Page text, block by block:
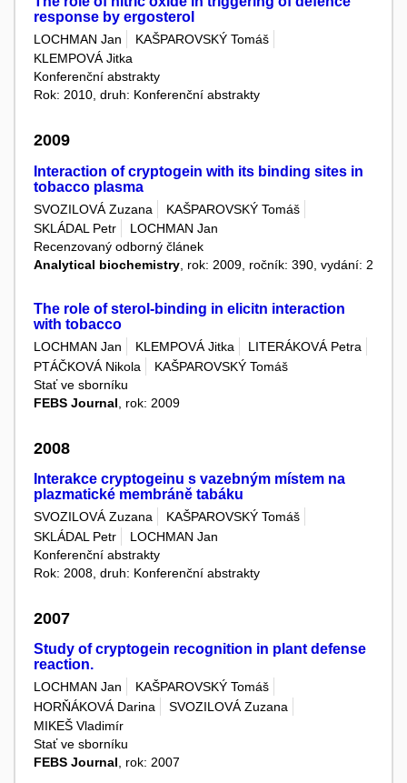
response by ergosterol
LOCHMAN Jan
KAŠPAROVSKÝ Tomáš
KLEMPOVÁ Jitka
Konferenční abstrakty
Rok: 2010, druh: Konferenční abstrakty
2009
Interaction of cryptogein with its binding sites in
tobacco plasma
SVOZILOVÁ Zuzana
KAŠPAROVSKÝ Tomáš
SKLÁDAL Petr
LOCHMAN Jan
Recenzovaný odborný článek
Analytical biochemistry , rok: 2009, ročník: 390, vydání: 2
The role of sterol-binding in elicitn interaction
with tobacco
LOCHMAN Jan KLEMPOVÁ Jitka
LITERÁKOVÁ Petra
PTÁČKOVÁ Nikola
KAŠPAROVSKÝ Tomáš
Stať ve sborníku
FEBS Journal , rok: 2009
2008
Interakce cryptogeinu s vazebným místem na
plazmatické membráně tabáku
SVOZILOVÁ Zuzana
KAŠPAROVSKÝ Tomáš
SKLÁDAL Petr
LOCHMAN Jan
Konferenční abstrakty
Rok: 2008, druh: Konferenční abstrakty
2007
Study of cryptogein recognition in plant defense
reaction.
LOCHMAN Jan
KAŠPAROVSKÝ Tomáš
HORŇÁKOVÁ Darina
SVOZILOVÁ Zuzana
MIKEŠ Vladimír
Stať ve sborníku
FEBS Journal , rok: 2007